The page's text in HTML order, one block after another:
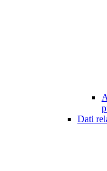
Dati